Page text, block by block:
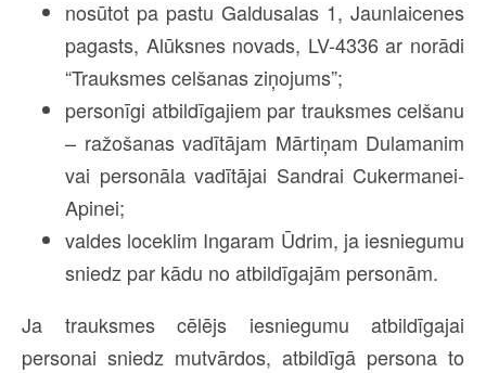
nosūtot pa pastu Galdusalas 1, Jaunlaicenes
pagasts, Alūksnes novads, LV-4336 ar norādi
“Trauksmes celšanas ziņojums”;
personīgi atbildīgajiem par trauksmes celšanu
– ražošanas vadītājam Mārtiņam Dulamanim
vai personāla vadītājai Sandrai Cukermanei-
Apinei;
valdes loceklim Ingaram Ūdrim, ja iesniegumu
sniedz par kādu no atbildīgajām personām.
Ja trauksmes cēlējs iesniegumu atbildīgajai
personai sniedz mutvārdos, atbildīgā persona to